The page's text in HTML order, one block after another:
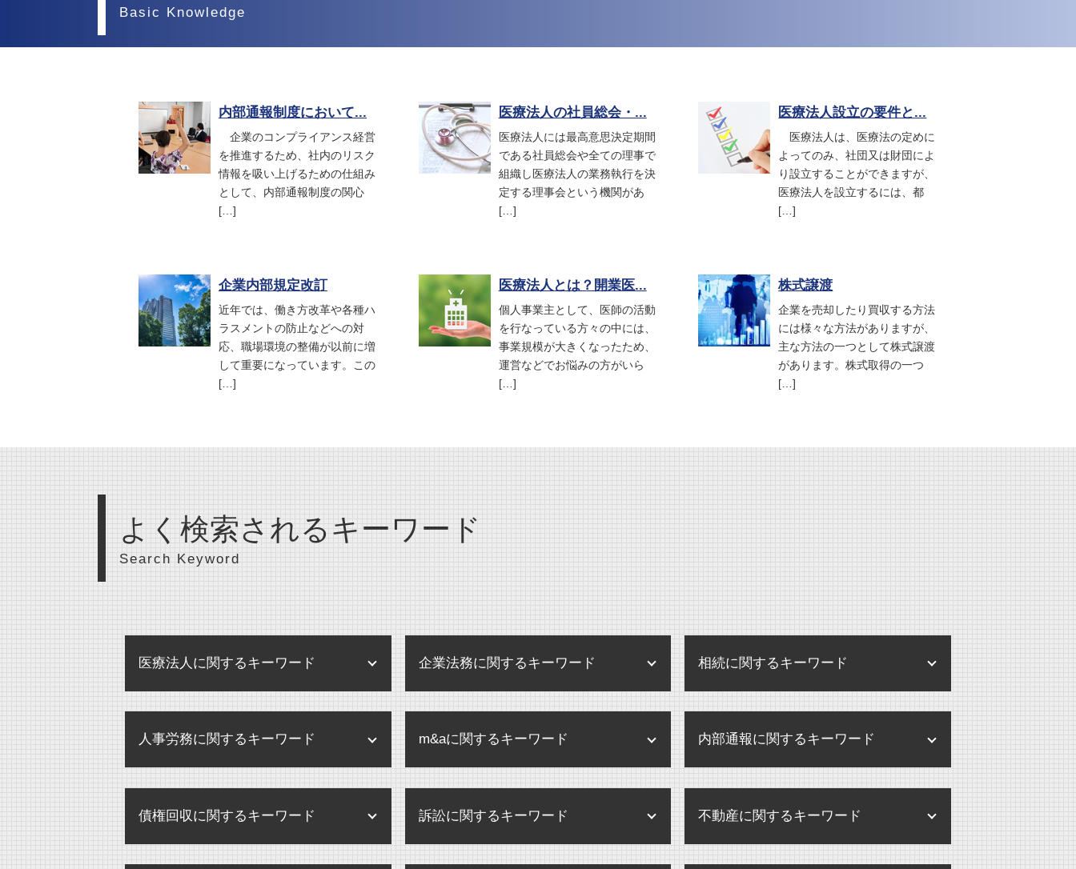
Basic Knowledge
内部通報制度において...
企業のコンプライアンス経営
を推進するため、社内のリスク
情報を吸い上げるための仕組み
として、内部通報制度の関心
[…]
医療法人の社員総会・...
医療法人には最高意思決定期間
である社員総会や全ての理事で
組織し医療法人の業務執行を決
定する理事会という機関があ
[…]
医療法人設立の要件と...
医療法人は、医療法の定めに
よってのみ、社団又は財団によ
り設立することができますが、
医療法人を設立するには、都
[…]
企業内部規定改訂
近年では、働き方改革や各種ハ
ラスメントの防止などへの対
応、職場環境の整備が以前に増
して重要になっています。この
[…]
医療法人とは？開業医...
個人事業主として、医師の活動
を行なっている方々の中には、
事業規模が大きくなったため、
運営などでお悩みの方がいら
[…]
株式譲渡
企業を売却したり買収する方法
には様々な方法がありますが、
主な方法の一つとして株式譲渡
があります。株式取得の一つ
[…]
よく検索されるキーワード
Search Keyword
医療法人に関するキーワード
医療法人
医療法人 登記事項
監査 病院
企業法務に関するキーワード
企業 訴訟
企業 保全活動
ンス
相続に関するキーワード
相続放棄 デメリット
養子縁組 相続 トラブル
遺産 分け方
人事労務に関するキーワード
解雇 未払い賃金 請求
パワハラ 損害賠償 会社
m&aに関するキーワード
企業合併 デメリット
企業買収 弁護士
内部通報に関するキーワード
内部通報 弁護士
内部通報制度とは
債権回収に関するキーワード 訴訟に関するキーワード 不動産に関するキーワード